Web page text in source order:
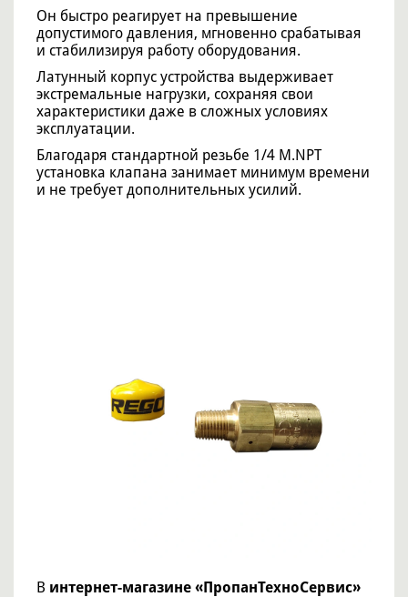
Он быстро реагирует на превышение
допустимого давления, мгновенно срабатывая
и стабилизируя работу оборудования.
Латунный корпус устройства выдерживает
экстремальные нагрузки, сохраняя свои
характеристики даже в сложных условиях
эксплуатации.
Благодаря стандартной резьбе 1/4 M.NPT
установка клапана занимает минимум времени
и не требует дополнительных усилий.
В интернет-магазине «ПропанТехноСервис»